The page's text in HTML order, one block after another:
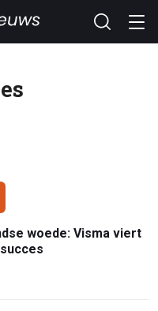
woede: Visma viert